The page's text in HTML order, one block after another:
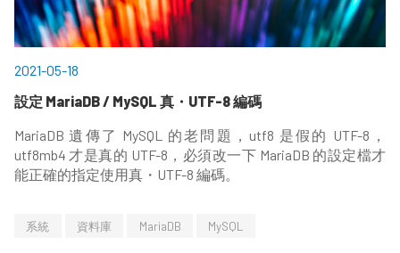
2021-05-18
設定 MariaDB / MySQL 真・UTF-8 編碼
MariaDB 遺傳了 MySQL 的老問題，utf8 是假的 UTF-8，
utf8mb4 才是真的 UTF-8，必須改一下 MariaDB 的設定檔才
能正確的指定使用真・UTF-8 編碼。
系統 資料庫 MariaDB MySQL